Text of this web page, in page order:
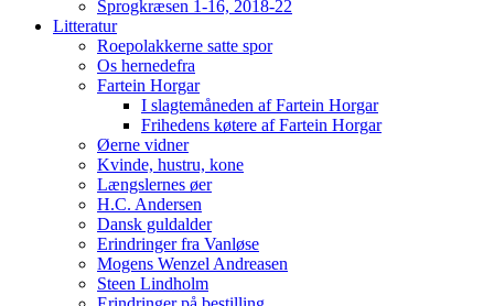
Sprogkræsen 1-16, 2018-22
Litteratur
Roepolakkerne satte spor
Os hernedefra
Fartein Horgar
I slagtemåneden af Fartein Horgar
Frihedens køtere af Fartein Horgar
Øerne vidner
Kvinde, hustru, kone
Længslernes øer
H.C. Andersen
Dansk guldalder
Erindringer fra Vanløse
Mogens Wenzel Andreasen
Steen Lindholm